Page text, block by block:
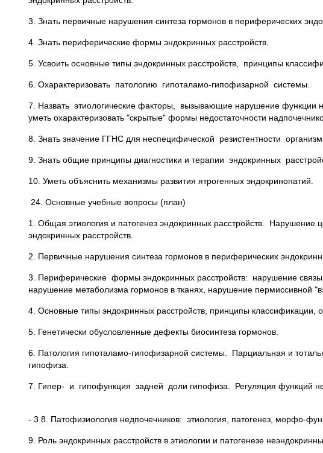
3. Знать первичные нарушения синтеза гормонов в периферических
4. Знать периферические формы эндокринных расстройств.
5. Усвоить основные типы эндокринных расстройств, принципы
6. Охарактеризовать патологию гипоталамо-гипофизарной системы.
7. Назвать этиологические факторы, вызывающие нарушение функции
уметь охарактеризовать "скрытые" формы недостаточности
8. Знать значение ГГНС для неспецифической резистентности
9. Знать общие принципы диагностики и терапии эндокринных
10. Уметь объяснить механизмы развития ятрогенных эндокринопатий.
24. Основные учебные вопросы (план)
1. Общая этиология и патогенез эндокринных расстройств. Нарушение
эндокринных расстройств.
2. Первичные нарушения синтеза гормонов в периферических
3. Периферические формы эндокринных расстройств: нарушение
нарушение метаболизма гормонов в тканях, нарушение пермиссивной
4. Основные типы эндокринных расстройств, принципы классификации,
5. Генетически обусловленные дефекты биосинтеза гормонов.
6. Патология гипоталамо-гипофизарной системы. Парциальная и
гипофиза.
7. Гипер- и гипофункция задней доли гипофиза. Регуляция функций
- 3 8. Патофизиология недпочечников: этиология, патогенез, морфо-
9. Роль эндокринных расстройств в этиологии и патогенезе